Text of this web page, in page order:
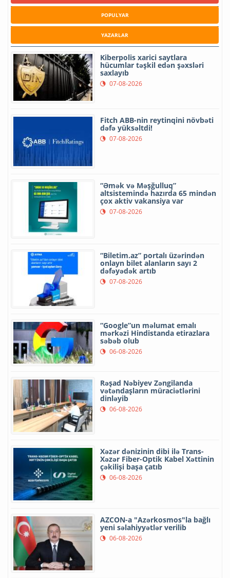
POPULYAR
YAZARLAR
Kiberpolis xarici saytlara
hücumlar təşkil edən şəxsləri
saxlayıb
07-08-2026
Fitch ABB-nin reytinqini növbəti
dəfə yüksəltdi!
07-08-2026
“Əmək və Məşğulluq”
altsistemində hazırda 65 mindən
çox aktiv vakansiya var
07-08-2026
“Biletim.az” portalı üzərindən
onlayn bilet alanların sayı 2
dəfəyədək artıb
07-08-2026
“Google”un məlumat emalı
mərkəzi Hindistanda etirazlara
səbəb olub
06-08-2026
Rəşad Nəbiyev Zəngilanda
vətəndaşların müraciətlərini
dinləyib
06-08-2026
Xəzər dənizinin dibi ilə Trans-
Xəzər Fiber-Optik Kabel Xəttinin
çəkilişi başa çatıb
06-08-2026
AZCON-a "Azərkosmos"la bağlı
yeni səlahiyyətlər verilib
06-08-2026